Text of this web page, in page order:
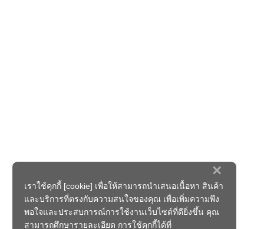
×
เราใช้คุกกี้ [cookie] เพื่อให้สามารถนำเสนอเนื้อหา สินค้า
และบริการที่ตรงกับความสนใจของคุณ เพื่อเพิ่มความพึง
พอใจและประสบการณ์การใช้งานเว็บไซต์ที่ดียิ่งขึ้น คุณ
สามารถศึกษารายละเอียด การใช้คุกกี้ได้ที่